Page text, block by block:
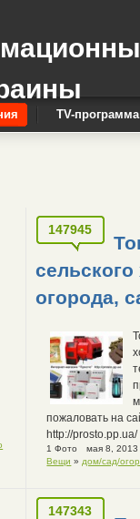
TV-программа
147945
сельского
огорода,
пожаловать на
http://prosto.pp.ua/
1 Фото
мая 8, 2013
Вещи »дом/сад/
147343